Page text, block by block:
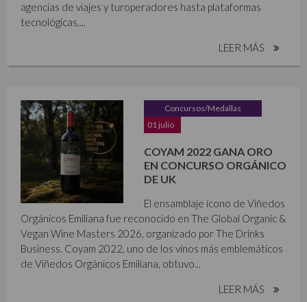
agencias de viajes y turoperadores hasta plataformas
tecnológicas,...
LEER MÁS
Concursos/Medallas
01 julio
COYAM 2022 GANA ORO
EN CONCURSO ORGÁNICO
DE UK
El ensamblaje ícono de Viñedos
Orgánicos Emiliana fue reconocido en The Global Organic &
Vegan Wine Masters 2026, organizado por The Drinks
Business. Coyam 2022, uno de los vinos más emblemáticos
de Viñedos Orgánicos Emiliana, obtuvo...
LEER MÁS